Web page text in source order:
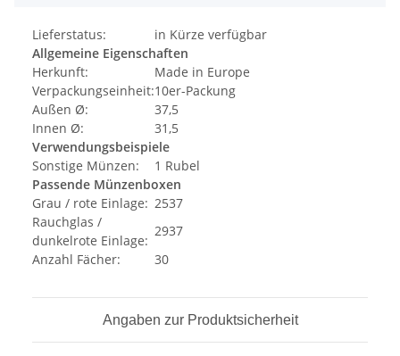
Lieferstatus:
in Kürze verfügbar
Allgemeine Eigenschaften
Herkunft:
Made in Europe
Verpackungseinheit:10er-Packung
Außen Ø:
37,5
Innen Ø:
31,5
Verwendungsbeispiele
Sonstige Münzen:
1 Rubel
Passende Münzenboxen
Grau / rote Einlage: 2537
Rauchglas /
dunkelrote Einlage:
2937
Anzahl Fächer:
30
Angaben zur Produktsicherheit